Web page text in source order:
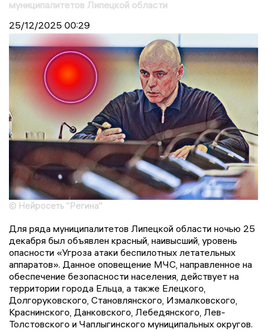
муниципалитетов Липецкой области
25/12/2025 00:29
© Нейросеть "Регина"
Для ряда муниципалитетов Липецкой области ночью 25
декабря был объявлен красный, наивысший, уровень
опасности «Угроза атаки беспилотных летательных
аппаратов». Данное оповещение МЧС, направленное на
обеспечение безопасности населения, действует на
территории города Ельца, а также Елецкого,
Долгоруковского, Становлянского, Измалковского,
Краснинского, Данковского, Лебедянского, Лев-
Толстовского и Чаплыгинского муниципальных округов.